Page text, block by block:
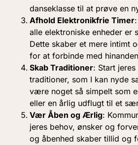
danseklasse til at prøve en
Afhold Elektronikfrie Timer
alle elektroniske enheder er
Dette skaber et mere intimt
for at forbinde med
Skab Traditioner: Start jeres
traditioner, som I kan nyde
være noget så simpelt som
eller en årlig udflugt til et
Vær Åben og Ærlig:
jeres behov, ønsker og
og åbenhed skaber tillid og